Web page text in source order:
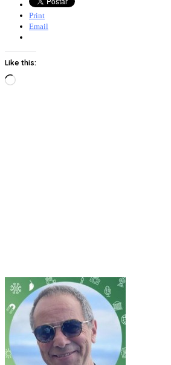
Print
Email
Like this:
Loading…